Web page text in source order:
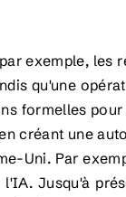
exemple, les
qu'une
formelles pour
créant une
Uni. Par
Jusqu'à